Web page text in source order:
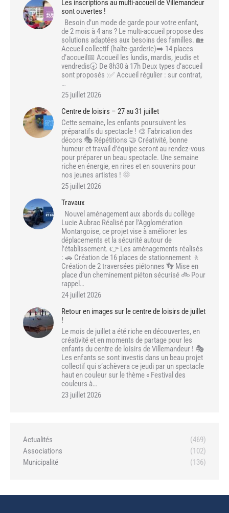
Les inscriptions au multi-accueil de Villemandeur
sont ouvertes !
Besoin d’un mode de garde pour votre enfant,
de 2 mois à 4 ans ? Le multi-accueil propose des
solutions adaptées aux besoins des familles. 🏡
Accueil collectif (halte-garderie)➡️ 14 places
d’accueil📅 Accueil les lundis, mardis, jeudis et
vendredis🕣 De 8h30 à 17h Deux types d’accueil
sont proposés :✅ Accueil régulier : sur contrat,
…
25 juillet 2026
Centre de loisirs – 27 au 31 juillet
Cette semaine, les enfants poursuivent les
préparatifs du spectacle ! 🎨 Fabrication des
décors 🎭 Répétitions 🤝 Créativité, bonne
humeur et travail d’équipe seront au rendez-vous
pour préparer un beau spectacle. Une semaine
riche en énergie, en rires et en souvenirs pour
nos jeunes artistes ! 🌞
25 juillet 2026
Travaux
Nouvel aménagement aux abords du collège
Lucie Aubrac Réalisé par l’Agglomération
Montargoise, ce projet vise à améliorer les
déplacements et la sécurité autour de
l’établissement. 👉 Les aménagements réalisés
: 🚗 Création de 16 places de stationnement 🚶
Création de 2 traversées piétonnes 👣 Mise en
place d’un cheminement piéton sécurisé 🚲 Pour
rappel…
24 juillet 2026
Retour en images sur le centre de loisirs de juillet
!
Le mois de juillet a été riche en découvertes, en
créativité et en moments de partage pour les
enfants du centre de loisirs de Villemandeur ! 🎭
Les enfants se sont investis dans un beau projet
collectif qui s’achèvera ce jeudi par un spectacle
haut en couleur sur le thème « Festival des
couleurs à…
23 juillet 2026
Actualités
(469)
Associations
(102)
Municipalité
(136)